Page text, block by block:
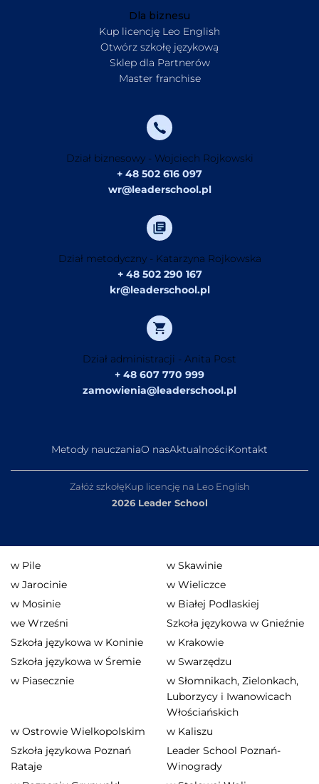
Dla biznesu
Kup licencję Leo English
Otwórz szkołę językową
Sklep dla Partnerów
Master franchise
Dział biznesowy - Wojciech Rojkowski
+ 48 502 616 097
wr@leaderschool.pl
Dział metodyczny - Katarzyna Rojkowska
+ 48 502 290 167
kr@leaderschool.pl
Dział administracji - Anita Post
+ 48 607 770 999
zamowienia@leaderschool.pl
Metody nauczaniaO nasAktualnościKontakt
2026 Leader School
Załóż szkołęKup licencję na Leo English
w Pile
w Skawinie
w Jarocinie
w Wieliczce
w Mosinie
w Białej Podlaskiej
we Wrześni
Szkoła językowa w Gnieźnie
Szkoła językowa w Koninie
w Krakowie
Szkoła językowa w Śremie
w Swarzędzu
w Piasecznie
w Słomnikach, Zielonkach,
Luborzycy i Iwanowicach
Włościańskich
w Ostrowie Wielkopolskim
w Kaliszu
Szkoła językowa Poznań
Rataje
Leader School Poznań-
Winogrady